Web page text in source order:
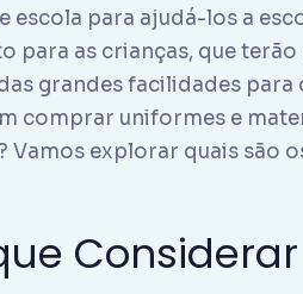
escola para ajudá-los a
para as crianças, que
grandes facilidades para
comprar uniformes e
Vamos explorar quais são